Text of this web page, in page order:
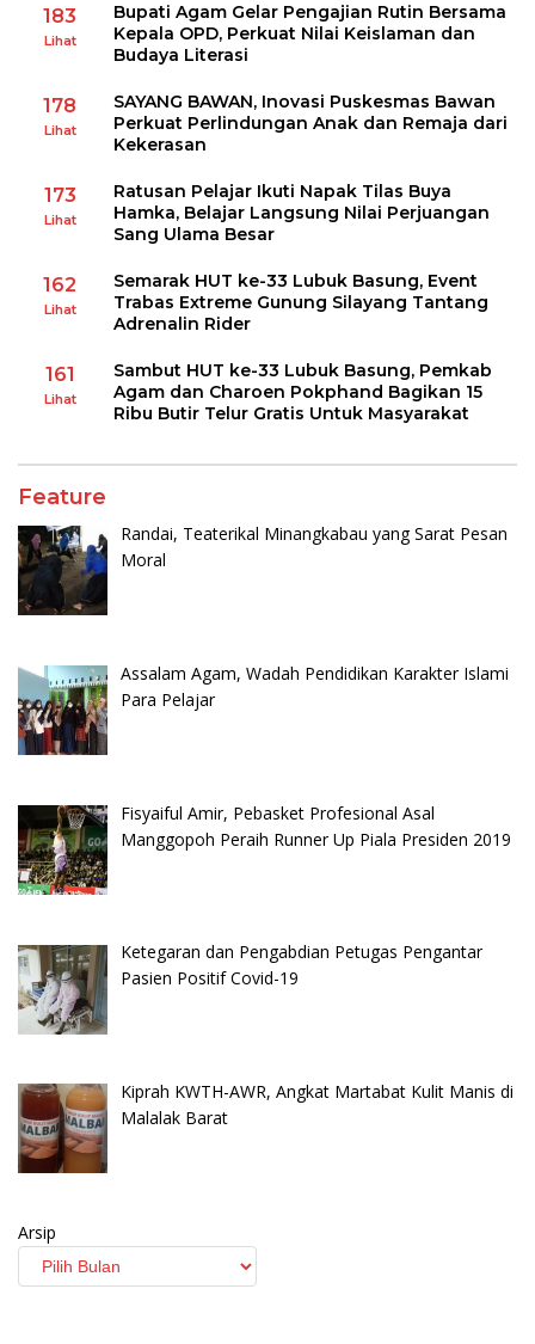
183
Lihat
Bupati Agam Gelar Pengajian Rutin Bersama
Kepala OPD, Perkuat Nilai Keislaman dan
Budaya Literasi
178
Lihat
SAYANG BAWAN, Inovasi Puskesmas Bawan
Perkuat Perlindungan Anak dan Remaja dari
Kekerasan
173
Lihat
Ratusan Pelajar Ikuti Napak Tilas Buya
Hamka, Belajar Langsung Nilai Perjuangan
Sang Ulama Besar
162
Lihat
Semarak HUT ke-33 Lubuk Basung, Event
Trabas Extreme Gunung Silayang Tantang
Adrenalin Rider
161
Lihat
Sambut HUT ke-33 Lubuk Basung, Pemkab
Agam dan Charoen Pokphand Bagikan 15
Ribu Butir Telur Gratis Untuk Masyarakat
Feature
Randai, Teaterikal Minangkabau yang Sarat Pesan
Moral
Assalam Agam, Wadah Pendidikan Karakter Islami
Para Pelajar
Fisyaiful Amir, Pebasket Profesional Asal
Manggopoh Peraih Runner Up Piala Presiden 2019
Ketegaran dan Pengabdian Petugas Pengantar
Pasien Positif Covid-19
Kiprah KWTH-AWR, Angkat Martabat Kulit Manis di
Malalak Barat
Arsip